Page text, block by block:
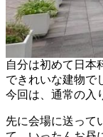
自分は初めて日本
できれいな建物で
今回は、通常の入
先に会場に送って